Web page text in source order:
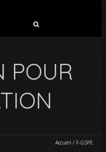
POUR
Accueil / F-GSPE